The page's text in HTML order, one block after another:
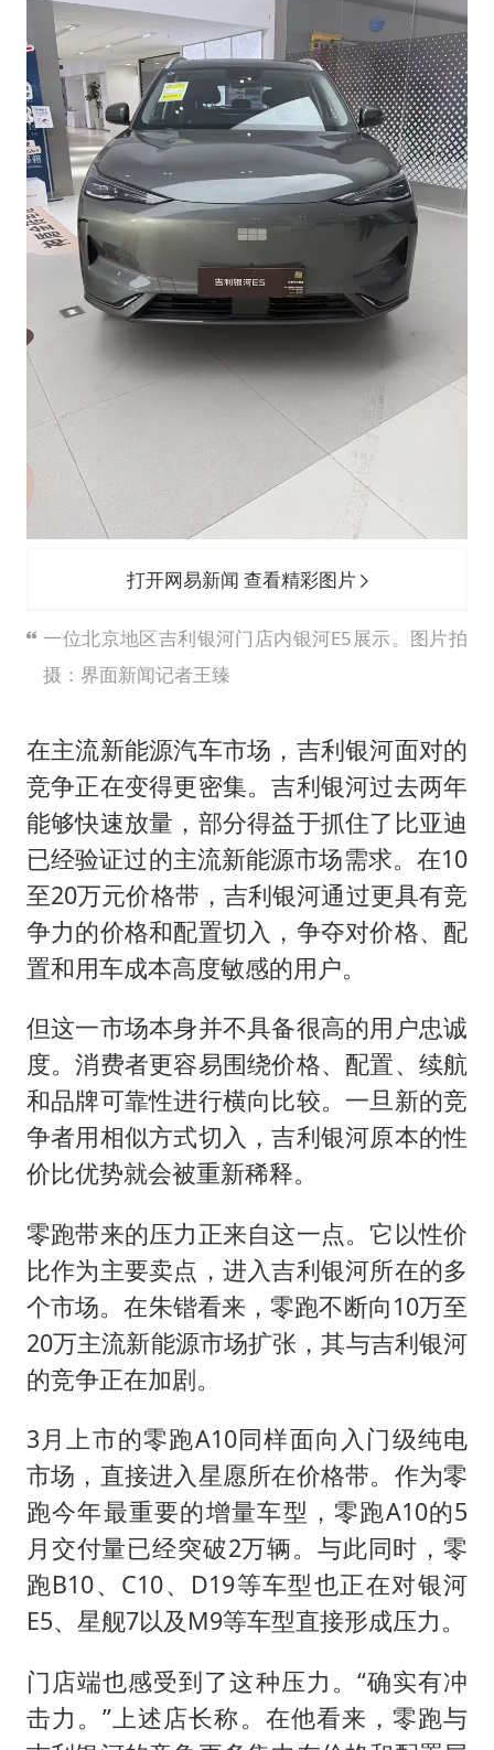
打开网易新闻 查看精彩图片
一位北京地区吉利银河门店内银河E5展示。图片拍
摄：界面新闻记者王臻
在主流新能源汽车市场，吉利银河面对的
竞争正在变得更密集。吉利银河过去两年
能够快速放量，部分得益于抓住了比亚迪
已经验证过的主流新能源市场需求。在10
至20万元价格带，吉利银河通过更具有竞
争力的价格和配置切入，争夺对价格、配
置和用车成本高度敏感的用户。
但这一市场本身并不具备很高的用户忠诚
度。消费者更容易围绕价格、配置、续航
和品牌可靠性进行横向比较。一旦新的竞
争者用相似方式切入，吉利银河原本的性
价比优势就会被重新稀释。
零跑带来的压力正来自这一点。它以性价
比作为主要卖点，进入吉利银河所在的多
个市场。在朱锴看来，零跑不断向10万至
20万主流新能源市场扩张，其与吉利银河
的竞争正在加剧。
3月上市的零跑A10同样面向入门级纯电
市场，直接进入星愿所在价格带。作为零
跑今年最重要的增量车型，零跑A10的5
月交付量已经突破2万辆。与此同时，零
跑B10、C10、D19等车型也正在对银河
E5、星舰7以及M9等车型直接形成压力。
门店端也感受到了这种压力。“确实有冲
击力。”上述店长称。在他看来，零跑与